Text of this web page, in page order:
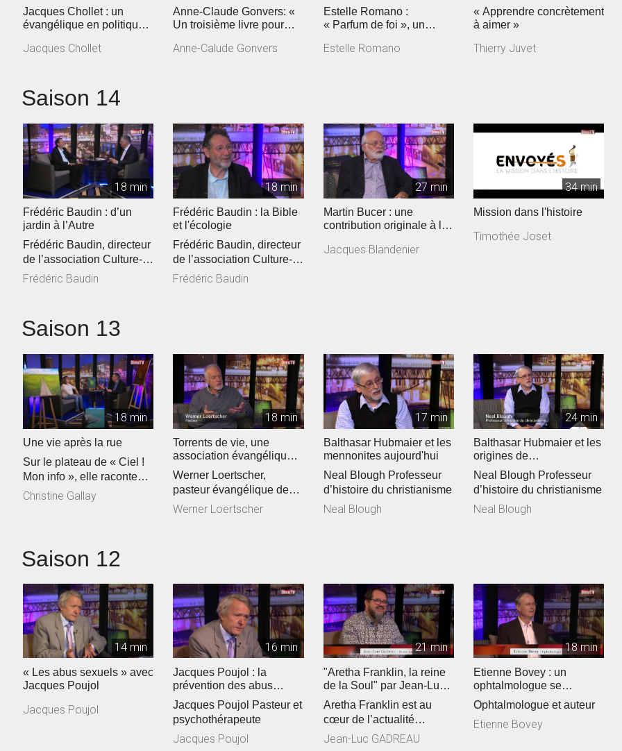
Jacques Chollet : un
évangélique en politique
Jacques Chollet
Anne-Claude Gonvers: «
Un troisième livre pour
»
Anne-Calude Gonvers
Estelle Romano :
« Parfum de foi », un
Jeunesse en mission
Estelle Romano
« Apprendre concrètement
à aimer »
Thierry Juvet
Saison 14
18 min
Frédéric Baudin : d’un
jardin à l’Autre
Frédéric Baudin, directeur
de l’association Culture-
Environnement-Médias
Frédéric Baudin
18 min
Frédéric Baudin : la Bible
et l'écologie
Frédéric Baudin, directeur
de l’association Culture-
Environnement-Médias
Frédéric Baudin
27 min
Martin Bucer : une
contribution originale à la
Jacques Blandenier
34 min
Mission dans l'histoire
Timothée Joset
Saison 13
18 min
Une vie après la rue
Sur le plateau de « Ciel !
Mon info », elle raconte
son parcours de vie… ...
Christine Gallay
18 min
Torrents de vie, une
association évangélique
sur la sellette ?
Werner Loertscher,
pasteur évangélique de
L’association Torrents de
Werner Loertscher
17 min
Balthasar Hubmaier et les
mennonites aujourd'hui
Neal Blough Professeur
d’histoire du christianisme
Neal Blough
24 min
Balthasar Hubmaier et les
origines de
l'anabaptisme »
Neal Blough Professeur
d’histoire du christianisme
Neal Blough
Saison 12
14 min
« Les abus sexuels » avec
Jacques Poujol
Jacques Poujol
16 min
Jacques Poujol : la
prévention des abus
sexuels dans les Eglises
Jacques Poujol Pasteur et
psychothérapeute
Jacques Poujol
21 min
"Aretha Franklin, la reine
de la Soul" par Jean-Luc
Gadreau
Aretha Franklin est au
cœur de l’actualité
culturelle. Jean-Luc
Jean-Luc GADREAU
18 min
Etienne Bovey : un
ophtalmologue se
passionne pour la
théologie
Ophtalmologue et auteur
Etienne Bovey